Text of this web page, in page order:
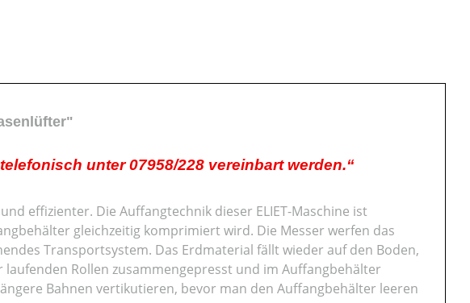
unter 07958/228 vereinbart werden.“
effizienter. Die Auffangtechnik dieser ELIET-Maschine ist
gleichzeitig komprimiert wird. Die Messer werfen das
Transportsystem. Das Erdmaterial fällt wieder auf den Boden,
Rollen zusammengepresst und im Auffangbehälter
Bahnen vertikutieren, bevor man den Auffangbehälter leeren